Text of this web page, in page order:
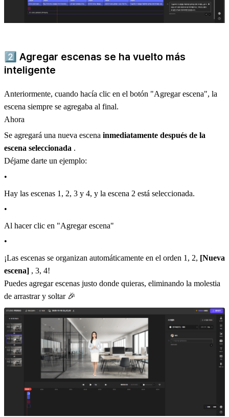
2️⃣ Agregar escenas se ha vuelto más
inteligente
Anteriormente, cuando hacía clic en el botón "Agregar escena", la
escena siempre se agregaba al final.
Ahora
Se agregará una nueva escena inmediatamente después de la
escena seleccionada .
Déjame darte un ejemplo:
•
Hay las escenas 1, 2, 3 y 4, y la escena 2 está seleccionada.
•
Al hacer clic en "Agregar escena"
•
¡Las escenas se organizan automáticamente en el orden 1, 2, [Nueva
escena] , 3, 4!
Puedes agregar escenas justo donde quieras, eliminando la molestia
de arrastrar y soltar 🎉